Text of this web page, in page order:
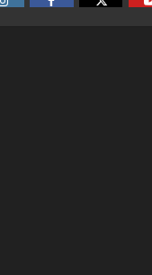
InstagramFacebookTwitter